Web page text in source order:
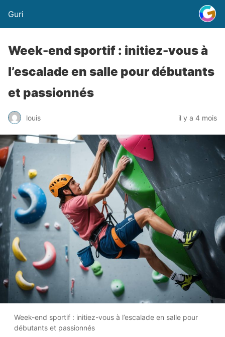
Guri
Week-end sportif : initiez-vous à
l’escalade en salle pour débutants
et passionnés
louis il y a 4 mois
Week-end sportif : initiez-vous à l’escalade en salle pour
débutants et passionnés